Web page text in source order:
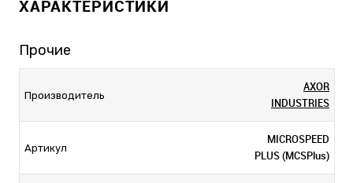
ХАРАКТЕРИСТИКИ
Прочие
Производитель
AXOR
INDUSTRIES
Артикул
MICROSPEED
PLUS (MCSPlus)